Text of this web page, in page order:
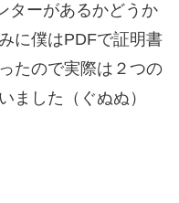
ターがあるかどうか
に僕はPDFで証明書
たので実際は２つの
ました（ぐぬぬ）